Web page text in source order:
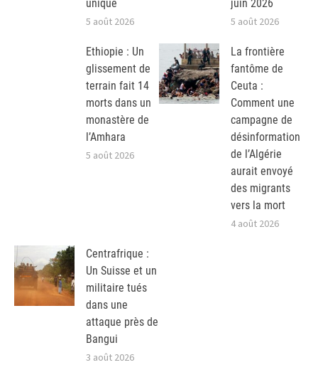
unique
5 août 2026
juin 2026
5 août 2026
Ethiopie : Un
glissement de
terrain fait 14
morts dans un
monastère de
l’Amhara
5 août 2026
La frontière
fantôme de
Ceuta :
Comment une
campagne de
désinformation
de l’Algérie
aurait envoyé
des migrants
vers la mort
4 août 2026
Centrafrique :
Un Suisse et un
militaire tués
dans une
attaque près de
Bangui
3 août 2026